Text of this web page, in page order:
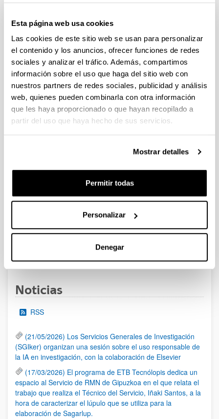
Esta página web usa cookies
Las cookies de este sitio web se usan para personalizar
el contenido y los anuncios, ofrecer funciones de redes
sociales y analizar el tráfico. Además, compartimos
información sobre el uso que haga del sitio web con
nuestros partners de redes sociales, publicidad y análisis
web, quienes pueden combinarla con otra información
que les haya proporcionado o que hayan recopilado a
partir del uso que haya hecho de sus servicios.
Mostrar detalles
Permitir todas
Personalizar
Denegar
Perfeccionamiento de Personal Investigador Doctor,
Gobierno Vasco 2026-2029
Plazo de presentación cerrado: 19/06/2026 - 20/07/2026
El plazo para la obtención del documento de compromiso
finaliza el 15/07/2026 incluido
PROYECTOS DE INVESTIGACIÓN LIDERADOS POR
PERSONAL NOVEL (2026)
Plazo de presentación cerrado: 27/04/2026 - 18/05/2026 23:59
Listado definitivo de solicitudes admitidas y excluidas para
evaluación. (01/06/2026)
CONVOCATORIA DE AYUDAS A GRUPOS DE
UNIVERSITARIOS NUEVOS
Plazo de presentación cerrado: 08/04/2026 - 27/04/2026 23:59
15/06/2026. Publicado el listado definitivo de solicitudes
4
Noticias
RSS
(21/05/2026) Los Servicios Generales de Investigación
(SGIker) organizan una sesión sobre el uso responsable de
la IA en investigación, con la colaboración de Elsevier
(17/03/2026) El programa de ETB Tecnólopis dedica un
espacio al Servicio de RMN de Gipuzkoa en el que relata el
trabajo que realiza el Técnico del Servicio, Iñaki Santos, a la
hora de caracterizar el lúpulo que se utiliza para la
elaboración de Sagarlup.